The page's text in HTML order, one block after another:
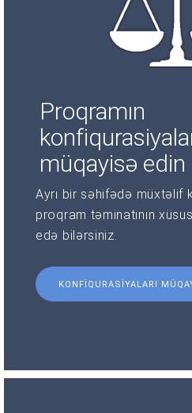
Proqramın
müqayisə edin
Ayrı bir səhifədə müxtəlif
proqram təminatının
edə bilərsiniz.
KONFIQURASIYALARI